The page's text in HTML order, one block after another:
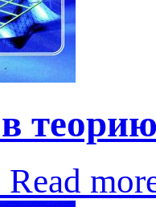
Read